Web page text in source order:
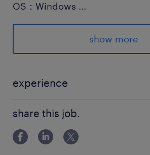
OS：Windows ...
サーバー：WindowSever
NW：Cisco
派遣先の特徴
☆大手企業
☆セキュリティ
☆交通費支給
show more
experience
リティ分野にご興味がある方
share this job.